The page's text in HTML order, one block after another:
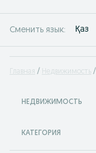
Сменить язык: Қаз
Главная Недвижимость
НЕДВИЖИМОСТЬ
КАТЕГОРИЯ